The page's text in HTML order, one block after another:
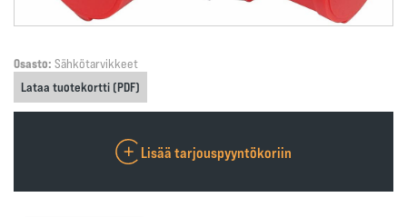
Lisää tarjouspyyntökoriin
Osasto: Sähkötarvikkeet
Lataa tuotekortti (PDF)